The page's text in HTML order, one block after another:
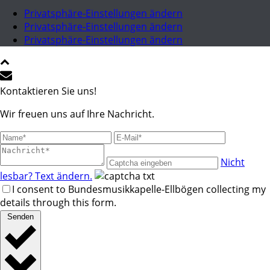
Privatsphäre-Einstellungen ändern
Privatsphäre-Einstellungen ändern
Privatsphäre-Einstellungen ändern
Kontaktieren Sie uns!
Wir freuen uns auf Ihre Nachricht.
Nicht
lesbar? Text ändern.
I consent to Bundesmusikkapelle-Ellbögen collecting my
details through this form.
Senden